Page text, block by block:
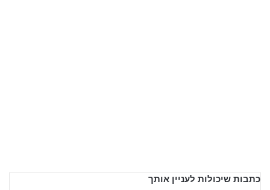
כתבות שיכולות לעניין אותך